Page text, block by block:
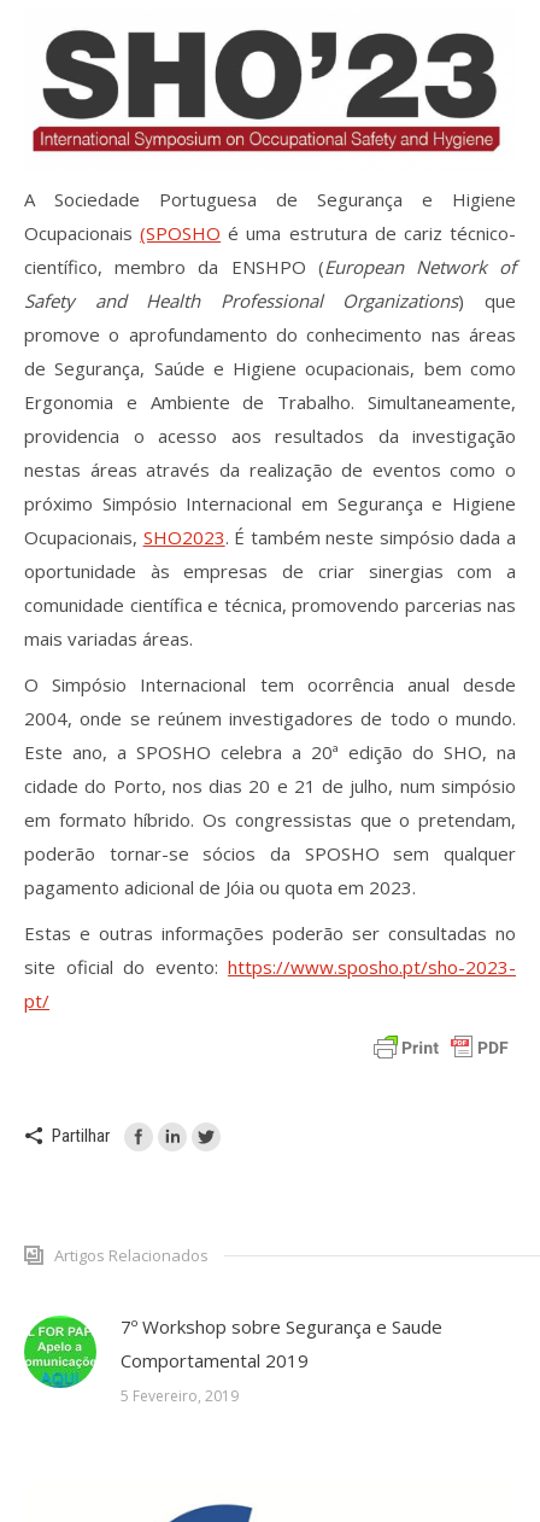
Processo de submissão
Submeta aqui
Bolsa de emprego (oferta/
procura)
Sugestões para os Leitores
Investigarem
Congressos
Candidatura a revisor
Artigos recentes
Revistas previamente publicadas
Como publicitar na nossa revista
Informações adicionais
Estatísticas da Revista
Ficha técnica
A Sociedade Portuguesa de Segurança e Higiene
Ocupacionais(SPOSHO é uma estrutura de cariz técnico-
científico, membro da ENSHPO (European Network of
Safety and Health Professional Organizations) que
promove o aprofundamento do conhecimento nas áreas
de Segurança, Saúde e Higiene ocupacionais, bem como
Ergonomia e Ambiente de Trabalho. Simultaneamente,
providencia o acesso aos resultados da investigação
nestas áreas através da realização de eventos como o
próximo Simpósio Internacional em Segurança e Higiene
Ocupacionais, SHO2023. É também neste simpósio dada a
oportunidade às empresas de criar sinergias com a
comunidade científica e técnica, promovendo parcerias nas
mais variadas áreas.
O Simpósio Internacional tem ocorrência anual desde
2004, onde se reúnem investigadores de todo o mundo.
Este ano, a SPOSHO celebra a 20ª edição do SHO, na
cidade do Porto, nos dias 20 e 21 de julho, num simpósio
em formato híbrido. Os congressistas que o pretendam,
poderão tornar-se sócios da SPOSHO sem qualquer
pagamento adicional de Jóia ou quota em 2023.
Estas e outras informações poderão ser consultadas no
site oficial do evento: https://www.sposho.pt/sho-2023-
pt/
Partilhar
Artigos Relacionados
7º Workshop sobre Segurança e Saude
Comportamental 2019
5 Fevereiro, 2019